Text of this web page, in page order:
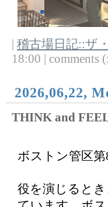
稽古場日記::ザ
18:00 | comments
2026,06,22,
THINK and
ボストン管区
役を演じると